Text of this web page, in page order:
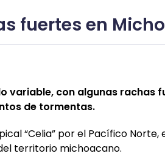
fuertes en
variable, con algunas rachas
de tormentas.
“Celia” por el Pacífico Norte,
territorio michoacano.